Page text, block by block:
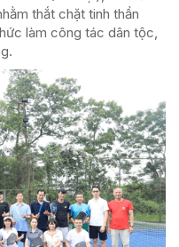
thắt chặt tinh thần
làm công tác dân tộc,